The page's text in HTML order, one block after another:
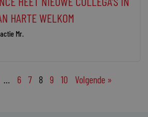
HARTE WELKOM
Mr.
6 7 8 9 10 Volgende »